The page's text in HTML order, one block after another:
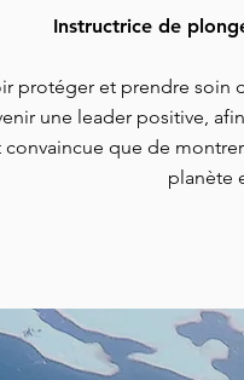
Instructrice de
protéger et prendre soin
une leader positive,
que de
planète